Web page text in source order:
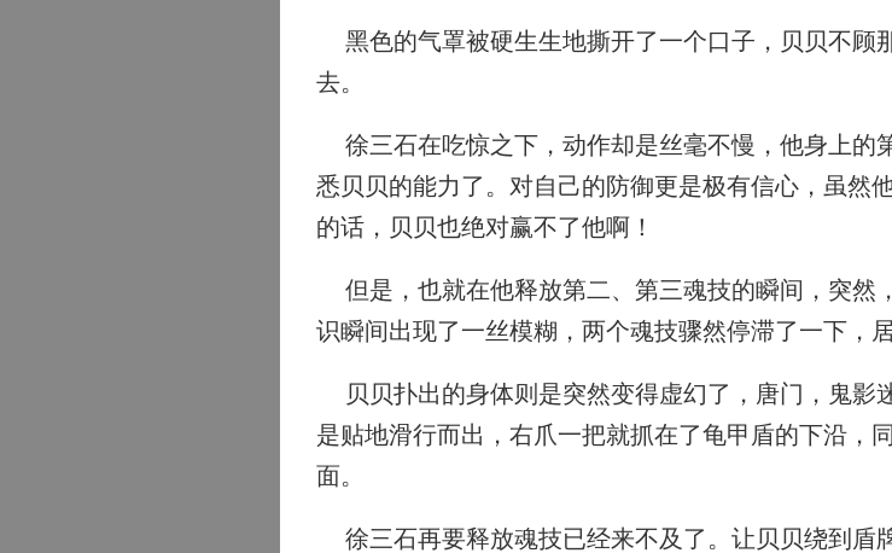
黑色的气罩被硬生生地撕开了一个口子，贝贝不顾
去。
徐三石在吃惊之下，动作却是丝毫不慢，他身上的
悉贝贝的能力了。对自己的防御更是极有信心，虽然
的话，贝贝也绝对赢不了他啊！
但是，也就在他释放第二、第三魂技的瞬间，突然
识瞬间出现了一丝模糊，两个魂技骤然停滞了一下，
贝贝扑出的身体则是突然变得虚幻了，唐门，鬼影
是贴地滑行而出，右爪一把就抓在了龟甲盾的下沿，
面。
徐三石再要释放魂技已经来不及了。让贝贝绕到盾